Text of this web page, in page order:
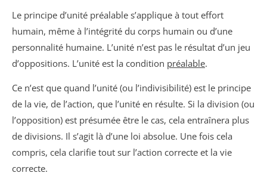
Le principe d’unité préalable s’applique à tout effort
humain, même à l’intégrité du corps humain ou d’une
personnalité humaine. L’unité n’est pas le résultat d’un jeu
d’oppositions. L’unité est la condition préalable.
Ce n’est que quand l’unité (ou l’indivisibilité) est le principe
de la vie, de l’action, que l’unité en résulte. Si la division (ou
l’opposition) est présumée être le cas, cela entraînera plus
de divisions. Il s’agit là d’une loi absolue. Une fois cela
compris, cela clarifie tout sur l’action correcte et la vie
correcte.